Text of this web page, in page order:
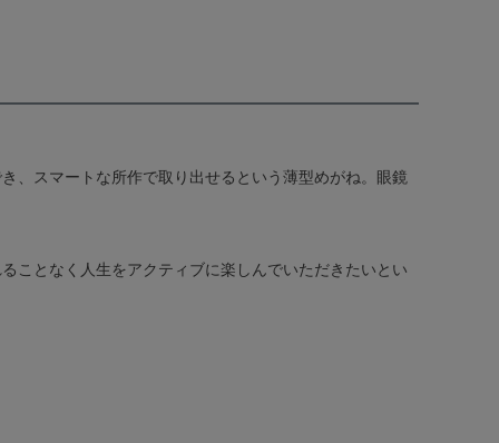
、スマートな所作で取り出せるという薄型めがね。眼鏡
ことなく人生をアクティブに楽しんでいただきたいとい